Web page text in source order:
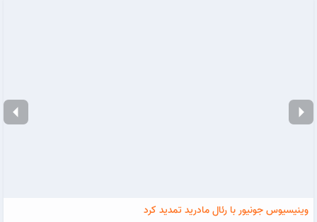
وینیسیوس جونیور با رئال مادرید تمدید کرد
arrow_right
arrow_left